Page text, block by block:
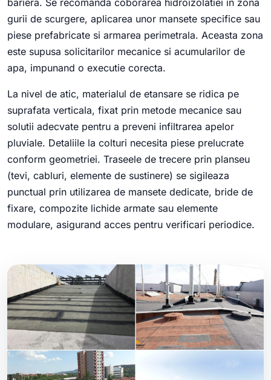
bariera. Se recomanda coborarea hidroizolatiei in zona
gurii de scurgere, aplicarea unor mansete specifice sau
piese prefabricate si armarea perimetrala. Aceasta zona
este supusa solicitarilor mecanice si acumularilor de
apa, impunand o executie corecta.
La nivel de atic, materialul de etansare se ridica pe
suprafata verticala, fixat prin metode mecanice sau
solutii adecvate pentru a preveni infiltrarea apelor
pluviale. Detaliile la colturi necesita piese prelucrate
conform geometriei. Traseele de trecere prin planseu
(tevi, cabluri, elemente de sustinere) se sigileaza
punctual prin utilizarea de mansete dedicate, bride de
fixare, compozite lichide armate sau elemente
modulare, asigurand acces pentru verificari periodice.